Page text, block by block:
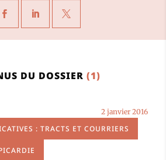
DU DOSSIER(1)
: TRACTS ET COURRIERS
2 janvier 2016